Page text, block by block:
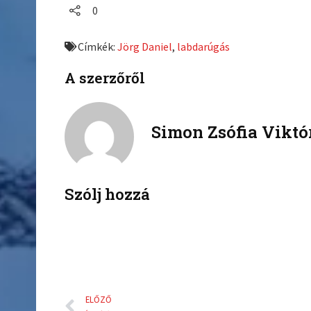
o
f
b
t
0
Címkék:Jörg Daniel, labdarúgás
A szerzőről
Simon Zsófia
Szólj hozzá
Előző
ELŐZŐ